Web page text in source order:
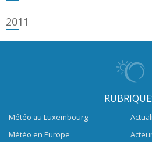
2011
Météo au Luxembourg
Météo en Europe